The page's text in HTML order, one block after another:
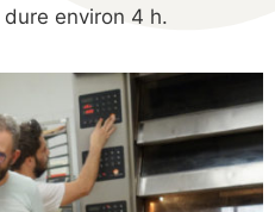
environ 4 h.